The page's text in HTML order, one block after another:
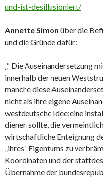
und-ist-desillusioniert/
Annette Simon über die
und die Gründe dafür:
„“ Die Auseinandersetzung
innerhalb der neuen
manche diese
nicht als ihre eigene
westdeutsche Idee:eine
dienen sollte, die
wirtschaftliche Enteignung
„ihres“ Eigentums zu
Koordinaten und der
Übernahme der